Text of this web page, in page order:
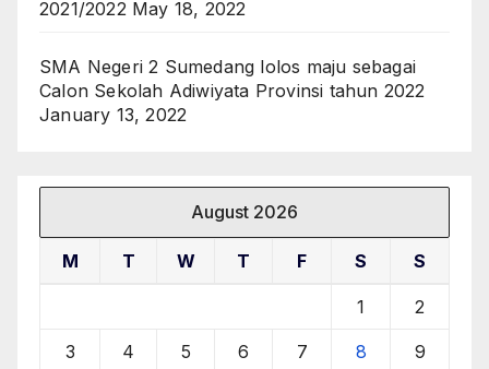
2021/2022 May 18, 2022
SMA Negeri 2 Sumedang lolos maju sebagai
Calon Sekolah Adiwiyata Provinsi tahun 2022
January 13, 2022
August 2026
M T W T F S S
1 2
3 4 5 6 7 8 9